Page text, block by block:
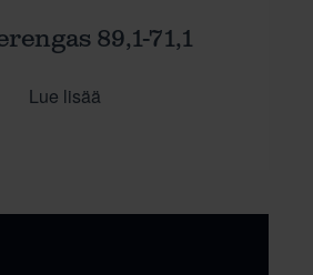
89,1-71,1
Lue lisää